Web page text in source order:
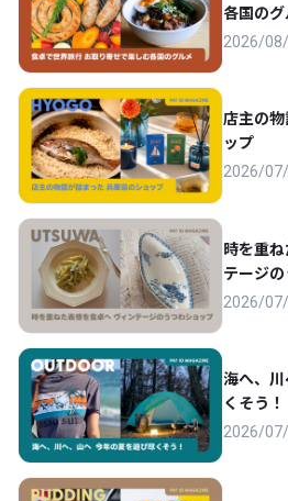
各国のグ
2026/
店主の物
ップ
2026/
時を重
テージ
2026/
海へ、
くそう！
2026/07/